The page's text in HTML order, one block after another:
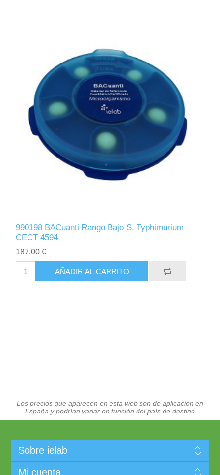
990198 BACuanti Rango Bajo S. Typhimurium
CECT 4594
187,00 €
AÑADIR AL CARRITO
Los precios que aparecen en esta web son de aplicación en
España y podrían variar en función del país de destino
Sobre ielab
Mi cuenta